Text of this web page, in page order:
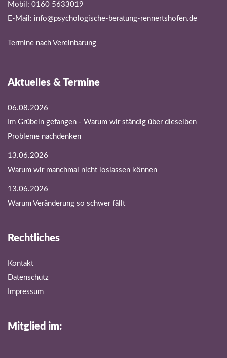
Mobil: 0160 5633019
E-Mail: info@psychologische-beratung-rennertshofen.de
Termine nach Vereinbarung
Aktuelles & Termine
06.08.2026
Im Grübeln gefangen - Warum wir ständig über dieselben
Probleme nachdenken
13.06.2026
Warum wir manchmal nicht loslassen können
13.06.2026
Warum Veränderung so schwer fällt
Rechtliches
Kontakt
Datenschutz
Impressum
Mitglied im: